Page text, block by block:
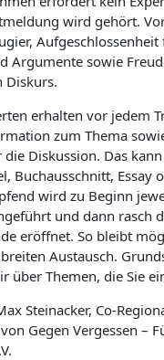
wird gehört.
Argumente sowie
Diskurs.
erhalten vor jedem
zum Thema
Diskussion. Das
Buchausschnitt, Essay
wird zu Beginn
und dann rasch
eröffnet. So bleibt
Austausch.
über Themen, die Sie
Steinacker, Co-
Gegen Vergessen –